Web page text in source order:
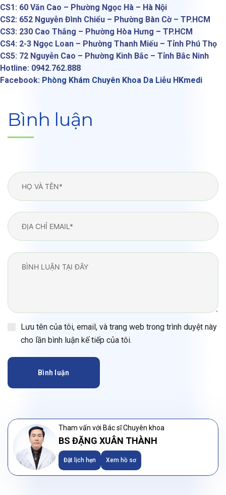
CS1: 60 Văn Cao – Phường Ngọc Hà – Hà Nội
CS2: 652 Nguyễn Đình Chiểu – Phường Bàn Cờ – TP.HCM
CS3: 230 Cao Thắng – Phường Hòa Hưng – TP.HCM
CS4: 2-3 Ngọc Loan – Phường Thanh Miếu – Tỉnh Phú Thọ
CS5: 72 Nguyễn Cao – Phường Kinh Bắc – Tỉnh Bắc Ninh
Hotline: 0942.762.888
Facebook: Phòng Khám Chuyên Khoa Da Liễu HKmedi
Bình luận
Lưu tên của tôi, email, và trang web trong trình duyệt này
cho lần bình luận kế tiếp của tôi.
Bình luận
Tham vấn với Bác sĩ Chuyên khoa
BS ĐẶNG XUÂN THÀNH
Đặt lịch hẹn Xem hồ sơ